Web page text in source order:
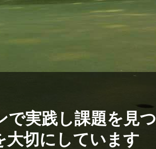
実践し課題を見つ
大切にしています